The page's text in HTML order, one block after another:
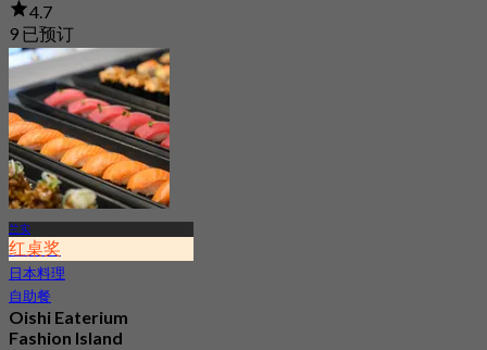
4.7
9 已预订
起฿ 416.66
兰实
红桌奖
日本料理
自助餐
Oishi Eaterium
Fashion Island